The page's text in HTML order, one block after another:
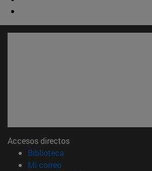
Accesos directos
Biblioteca
Mi correo(abre en nueva ventana)